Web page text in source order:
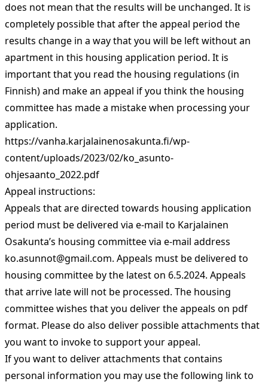
does not mean that the results will be unchanged. It is
completely possible that after the appeal period the
results change in a way that you will be left without an
apartment in this housing application period. It is
important that you read the housing regulations (in
Finnish) and make an appeal if you think the housing
committee has made a mistake when processing your
application.
https://vanha.karjalainenosakunta.fi/wp-
content/uploads/2023/02/ko_asunto-
ohjesaanto_2022.pdf
Appeal instructions:
Appeals that are directed towards housing application
period must be delivered via e-mail to Karjalainen
Osakunta’s housing committee via e-mail address
ko.asunnot@gmail.com. Appeals must be delivered to
housing committee by the latest on 6.5.2024. Appeals
that arrive late will not be processed. The housing
committee wishes that you deliver the appeals on pdf
format. Please do also deliver possible attachments that
you want to invoke to support your appeal.
If you want to deliver attachments that contains
personal information you may use the following link to